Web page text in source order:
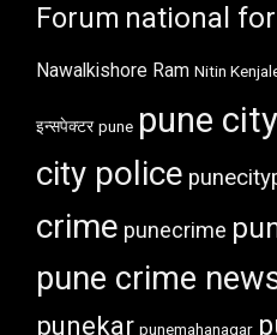
Forum national
Nawalkishore Ram Nitin
इन्सपेक्टर pune pune city
city police
crime punecrime
pune crime
punekar punemahanagar